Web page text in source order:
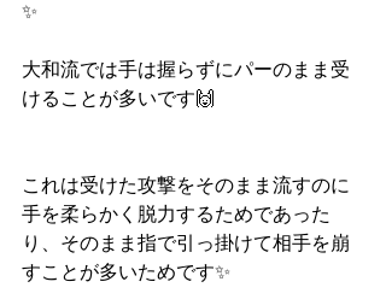
✨
大和流では手は握らずにパーのまま受
けることが多いです🙌
これは受けた攻撃をそのまま流すのに
手を柔らかく脱力するためであった
り、そのまま指で引っ掛けて相手を崩
すことが多いためです✨